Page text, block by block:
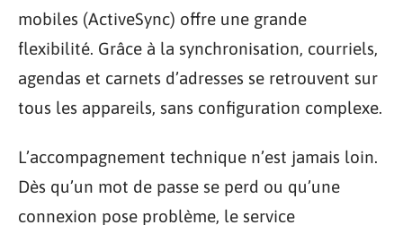
mobiles (ActiveSync) offre une grande
flexibilité. Grâce à la synchronisation, courriels,
agendas et carnets d’adresses se retrouvent sur
tous les appareils, sans configuration complexe.
L’accompagnement technique n’est jamais loin.
Dès qu’un mot de passe se perd ou qu’une
connexion pose problème, le service